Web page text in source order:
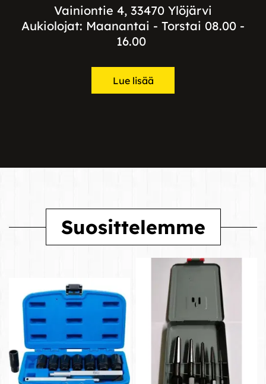
Vainiontie 4, 33470 Ylöjärvi
Aukiolojat: Maanantai - Torstai 08.00 -
16.00
Lue lisää
Suosittelemme